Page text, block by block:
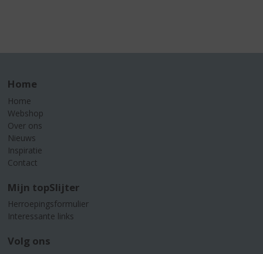
Home
Home
Webshop
Over ons
Nieuws
Inspiratie
Contact
Mijn topSlijter
Herroepingsformulier
Interessante links
Volg ons